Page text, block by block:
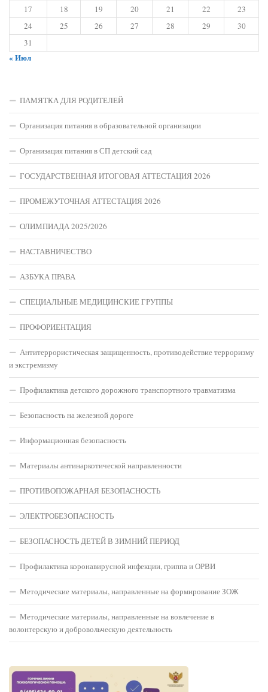
17
18 19 20 21 22
23
24
25 26 27 28 29
30
31
« Июл
ПАМЯТКА ДЛЯ РОДИТЕЛЕЙ
Организация питания в образовательной организации
Организация питания в СП детский сад
ГОСУДАРСТВЕННАЯ ИТОГОВАЯ АТТЕСТАЦИЯ 2026
ПРОМЕЖУТОЧНАЯ АТТЕСТАЦИЯ 2026
ОЛИМПИАДА 2025/2026
НАСТАВНИЧЕСТВО
АЗБУКА ПРАВА
СПЕЦИАЛЬНЫЕ МЕДИЦИНСКИЕ ГРУППЫ
ПРОФОРИЕНТАЦИЯ
Антитеррористическая защищенность, противодействие терроризму
и экстремизму
Профилактика детского дорожного транспортного травматизма
Безопасность на железной дороге
Информационная безопасность
Материалы антинаркотической направленности
ПРОТИВОПОЖАРНАЯ БЕЗОПАСНОСТЬ
ЭЛЕКТРОБЕЗОПАСНОСТЬ
БЕЗОПАСНОСТЬ ДЕТЕЙ В ЗИМНИЙ ПЕРИОД
Профилактика коронавирусной инфекции, гриппа и ОРВИ
Методические материалы, направленные на формирование ЗОЖ
Методические материалы, направленные на вовлечение в
волонтерскую и добровольческую деятельность